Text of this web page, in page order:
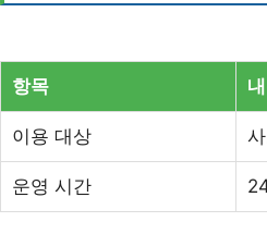
항목
이용 대상
운영 시간